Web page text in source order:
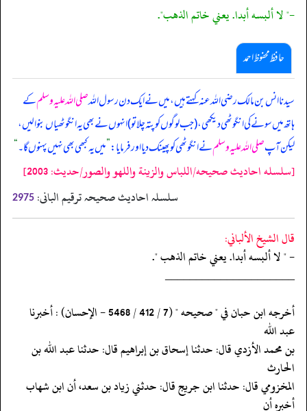
-" لا ألبسه أبدا. يعني خاتم الذهب".
حافظ محفوظ احمد
سیدنا انس بن مالک رضی اللہ عنہ کہتے ہیں، میں نے ایک دن رسول اللہصلی اللہ علیہ وسلمکے
ہاتھ میں سونے کی انگوٹھی دیکھی، (جب لوگوں کو پتہ چلا تو) انہوں نے بھی یہ انگوٹھیاں بنوا لیں،
لیکن آپصلی اللہ علیہ وسلمنے انگوٹھی کو پھینک دیا اور فرمایا:”میں یہ کبھی بھی نہیں پہنوں گا۔“
[سلسله احاديث صحيحه/اللباس والزينة واللهو والصور/حدیث: 2003]
سلسلہ احادیث صحیحہ ترقیم البانی: 2975
قال الشيخ الألباني:
- " لا ألبسه أبدا. يعني خاتم الذهب ".
‏‏‏‏_____________________
‏‏‏‏أخرجه ابن حبان في " صحيحه " (7 / 412 / 5468 - الإحسان) : أخبرنا
عبد الله
‏‏‏‏بن محمد الأزدي قال: حدثنا إسحاق بن إبراهيم قال: حدثنا عبد الله بن
الحارث
‏‏‏‏المخزومي قال: حدثنا ابن جريج قال: حدثني زياد بن سعد، أن ابن شهاب
أخبره أن